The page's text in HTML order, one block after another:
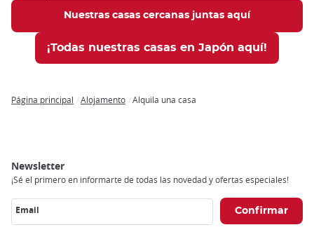
Nuestras casas cercanas juntas aquí
¡Todas nuestras casas en Japón aquí!
Página principal Alojamento Alquila una casa
Newsletter
¡Sé el primero en informarte de todas las novedad y ofertas especiales!
Email